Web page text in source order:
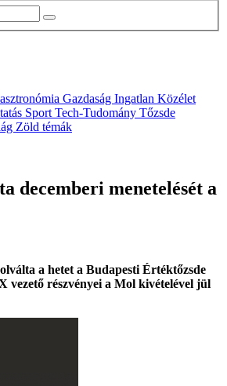
Gazdaság Ingatlan Közélet
Sport Tech-Tudomány Tőzsde
Zöld témák
decemberi menetelését a
a hetet a Budapesti Értéktőzsde
vezető részvényei a Mol kivételével jül